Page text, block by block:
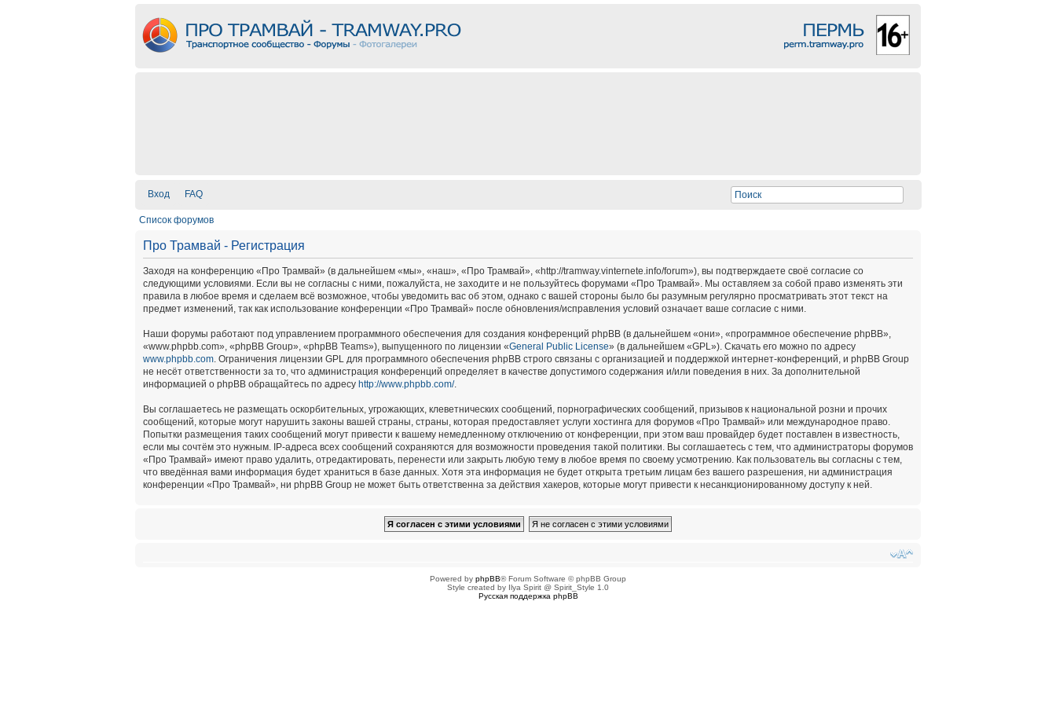
Вход FAQ
Список форумов
Про Трамвай - Регистрация
Заходя на конференцию «Про Трамвай» (в дальнейшем «мы», «наш», «Про Трамвай», «http://tramway.vinternete.info/forum»), вы подтверждаете своё согласие со
следующими условиями. Если вы не согласны с ними, пожалуйста, не заходите и не пользуйтесь форумами «Про Трамвай». Мы оставляем за собой право изменять эти
правила в любое время и сделаем всё возможное, чтобы уведомить вас об этом, однако с вашей стороны было бы разумным регулярно просматривать этот текст на
предмет изменений, так как использование конференции «Про Трамвай» после обновления/исправления условий означает ваше согласие с ними.
Наши форумы работают под управлением программного обеспечения для создания конференций phpBB (в дальнейшем «они», «программное обеспечение phpBB»,
«www.phpbb.com», «phpBB Group», «phpBB Teams»), выпущенного по лицензии «General Public License» (в дальнейшем «GPL»). Скачать его можно по адресу
www.phpbb.com. Ограничения лицензии GPL для программного обеспечения phpBB строго связаны с организацией и поддержкой интернет-конференций, и phpBB Group
не несёт ответственности за то, что администрация конференций определяет в качестве допустимого содержания и/или поведения в них. За дополнительной
информацией о phpBB обращайтесь по адресу http://www.phpbb.com/.
Вы соглашаетесь не размещать оскорбительных, угрожающих, клеветнических сообщений, порнографических сообщений, призывов к национальной розни и прочих
сообщений, которые могут нарушить законы вашей страны, страны, которая предоставляет услуги хостинга для форумов «Про Трамвай» или международное право.
Попытки размещения таких сообщений могут привести к вашему немедленному отключению от конференции, при этом ваш провайдер будет поставлен в известность,
если мы сочтём это нужным. IP-адреса всех сообщений сохраняются для возможности проведения такой политики. Вы соглашаетесь с тем, что администраторы форумов
«Про Трамвай» имеют право удалить, отредактировать, перенести или закрыть любую тему в любое время по своему усмотрению. Как пользователь вы согласны с тем,
что введённая вами информация будет храниться в базе данных. Хотя эта информация не будет открыта третьим лицам без вашего разрешения, ни администрация
конференции «Про Трамвай», ни phpBB Group не может быть ответственна за действия хакеров, которые могут привести к несанкционированному доступу к ней.
Powered by phpBB® Forum Software © phpBB Group
Style created by Ilya Spirit @ Spirit_Style 1.0
Русская поддержка phpBB